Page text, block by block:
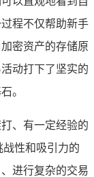
程不仅帮助新手
密资产的存储原
动打下了坚实的
。
、有一定经验的
性和吸引力的
进行复杂的交易